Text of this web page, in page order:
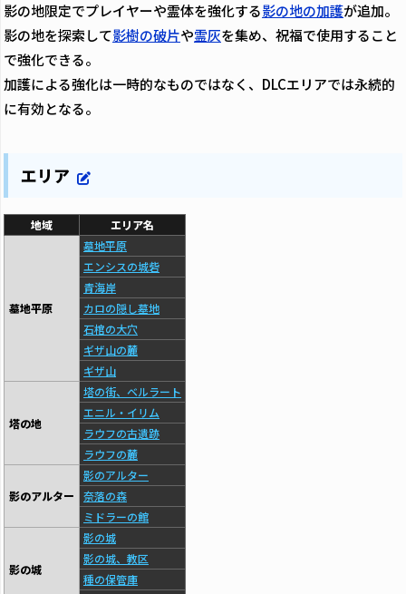
影の地限定でプレイヤーや霊体を強化する影の地の加護が追加。
影の地を探索して影樹の破片や霊灰を集め、祝福で使用すること
で強化できる。
加護による強化は一時的なものではなく、DLCエリアでは永続的
に有効となる。
エリア
地域 エリア名
墓地平原
墓地平原
エンシスの城砦
青海岸
カロの隠し墓地
石棺の大穴
ギザ山の麓
ギザ山
塔の地
塔の街、ベルラート
エニル・イリム
ラウフの古遺跡
ラウフの麓
影のアルター
影のアルター
奈落の森
ミドラーの館
影の城
影の城
影の城、教区
種の保管庫